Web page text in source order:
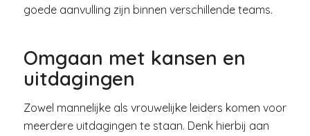
goede aanvulling zijn binnen verschillende teams.
Omgaan met kansen en
uitdagingen
Zowel mannelijke als vrouwelijke leiders komen voor
meerdere uitdagingen te staan. Denk hierbij aan